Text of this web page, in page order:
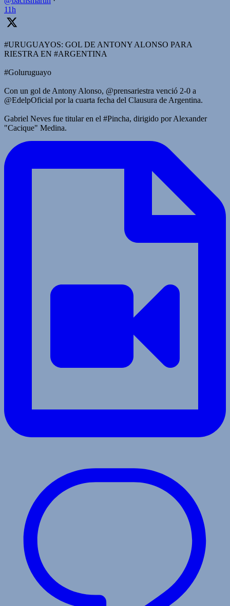
11h
#URUGUAYOS: GOL DE ANTONY ALONSO PARA
RIESTRA EN #ARGENTINA
#Goluruguayo
Con un gol de Antony Alonso, @prensariestra venció 2-0 a
@EdelpOficial por la cuarta fecha del Clausura de Argentina.
Gabriel Neves fue titular en el #Pincha, dirigido por Alexander
"Cacique" Medina.